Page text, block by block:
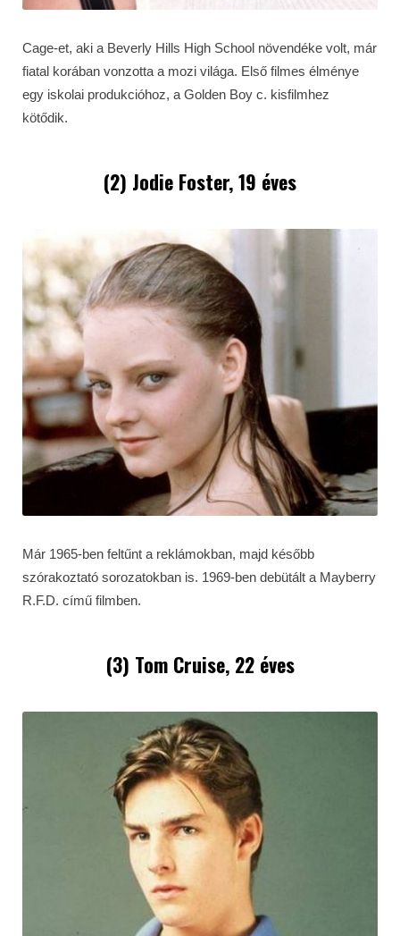
Cage-et, aki a Beverly Hills High School növendéke volt, már
fiatal korában vonzotta a mozi világa. Első filmes élménye
egy iskolai produkcióhoz, a Golden Boy c. kisfilmhez
kötődik.
(2) Jodie Foster, 19 éves
Már 1965-ben feltűnt a reklámokban, majd később
szórakoztató sorozatokban is. 1969-ben debütált a Mayberry
R.F.D. című filmben.
(3) Tom Cruise, 22 éves